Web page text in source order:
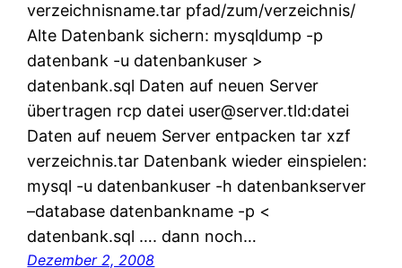
verzeichnisname.tar pfad/zum/verzeichnis/
Alte Datenbank sichern: mysqldump -p
datenbank -u datenbankuser >
datenbank.sql Daten auf neuen Server
übertragen rcp datei user@server.tld:datei
Daten auf neuem Server entpacken tar xzf
verzeichnis.tar Datenbank wieder einspielen:
mysql -u datenbankuser -h datenbankserver
–database datenbankname -p <
datenbank.sql …. dann noch…
Dezember 2, 2008